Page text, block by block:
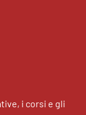
i corsi e gli